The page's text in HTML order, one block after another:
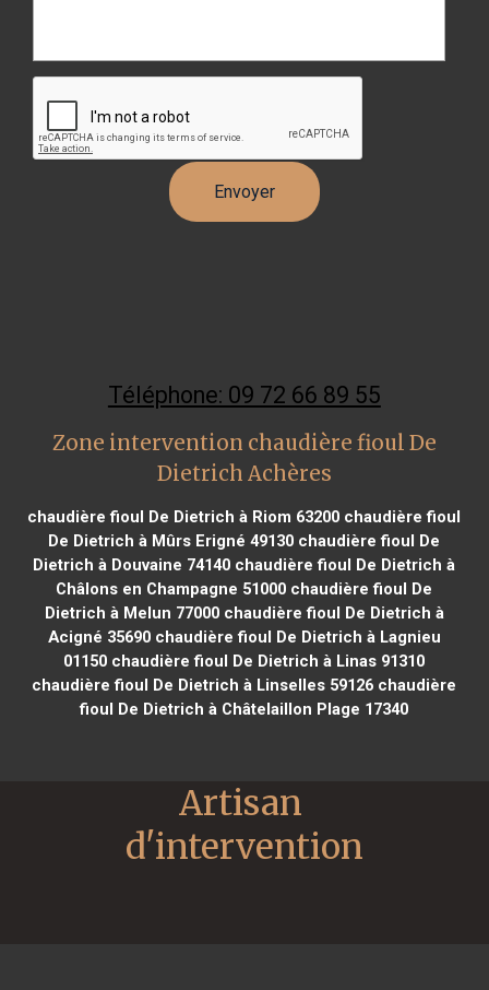
Téléphone: 09 72 66 89 55
Zone intervention chaudière fioul De
Dietrich Achères
chaudière fioul De Dietrich à Riom 63200 chaudière fioul
De Dietrich à Mûrs Erigné 49130 chaudière fioul De
Dietrich à Douvaine 74140 chaudière fioul De Dietrich à
Châlons en Champagne 51000 chaudière fioul De
Dietrich à Melun 77000chaudière fioul De Dietrich à
Acigné 35690chaudière fioul De Dietrich à Lagnieu
01150 chaudière fioul De Dietrich à Linas 91310
chaudière fioul De Dietrich à Linselles 59126 chaudière
fioul De Dietrich à Châtelaillon Plage 17340
Artisan
d'intervention